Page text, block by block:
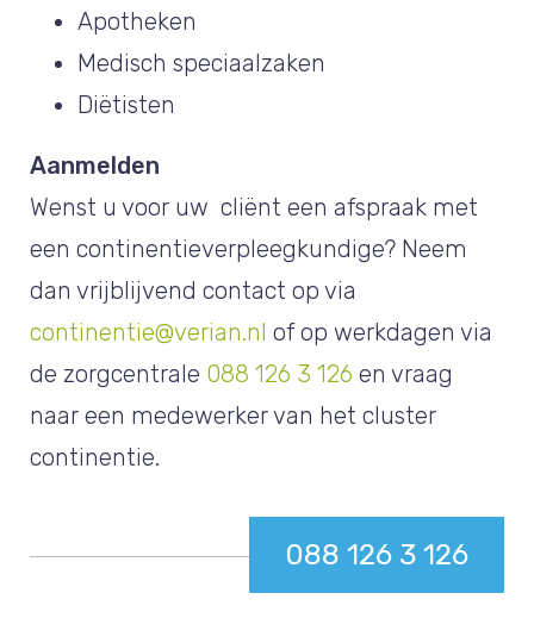
Apotheken
Medisch speciaalzaken
Diëtisten
Aanmelden
Wenst u voor uw cliënt een afspraak met
een continentieverpleegkundige? Neem
dan vrijblijvend contact op via
continentie@verian.nl of op werkdagen via
de zorgcentrale 088 126 3 126 en vraag
naar een medewerker van het cluster
continentie.
088 126 3 126